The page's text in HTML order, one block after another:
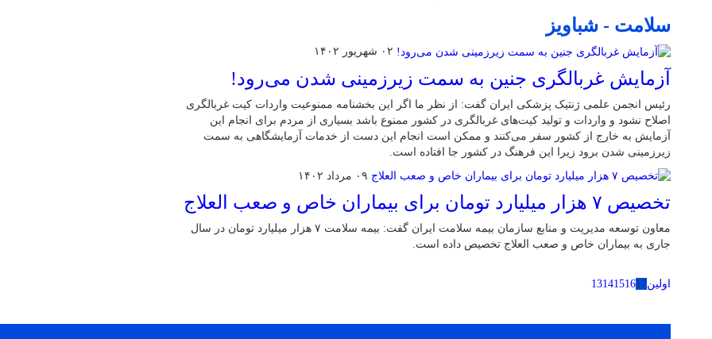
سلامت - شباویز
۰۲ شهریور ۱۴۰۲
آزمایش غربالگری جنین به سمت زیرزمینی شدن می‌رود!
رئیس انجمن علمی ژنتیک پزشکی ایران گفت: از نظر ما اگر این بخشنامه ممنوعیت واردات کیت غربالگری
اصلاح نشود و واردات و تولید کیت‌های غربالگری در کشور ممنوع باشد بسیاری از مردم برای انجام این
آزمایش به خارج از کشور سفر می‌کنند و ممکن است انجام این دست از خدمات آزمایشگاهی به سمت
زیرزمینی شدن برود زیرا این فرهنگ در کشور جا افتاده است.
۰۹ مرداد ۱۴۰۲
تخصیص ۷ هزار میلیارد تومان برای بیماران خاص و صعب العلاج
معاون توسعه مدیریت و منابع سازمان بیمه سلامت ایران گفت: بیمه سلامت ۷ هزار میلیارد تومان در سال
جاری به بیماران خاص و صعب‌ العلاج تخصیص داده است.
اولین 1314151617